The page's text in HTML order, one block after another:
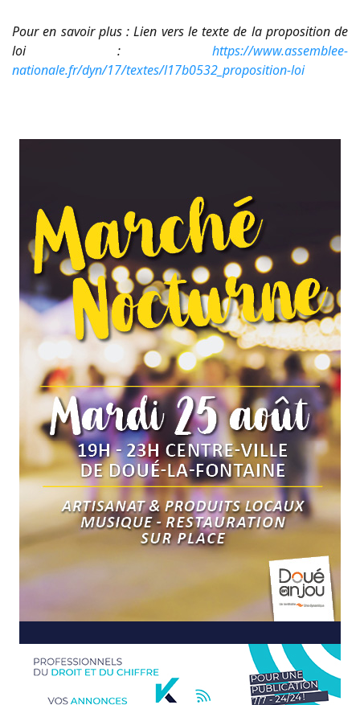
Pour en savoir plus : Lien vers le texte de la proposition de
loi : https://www.assemblee-
nationale.fr/dyn/17/textes/l17b0532_proposition-loi